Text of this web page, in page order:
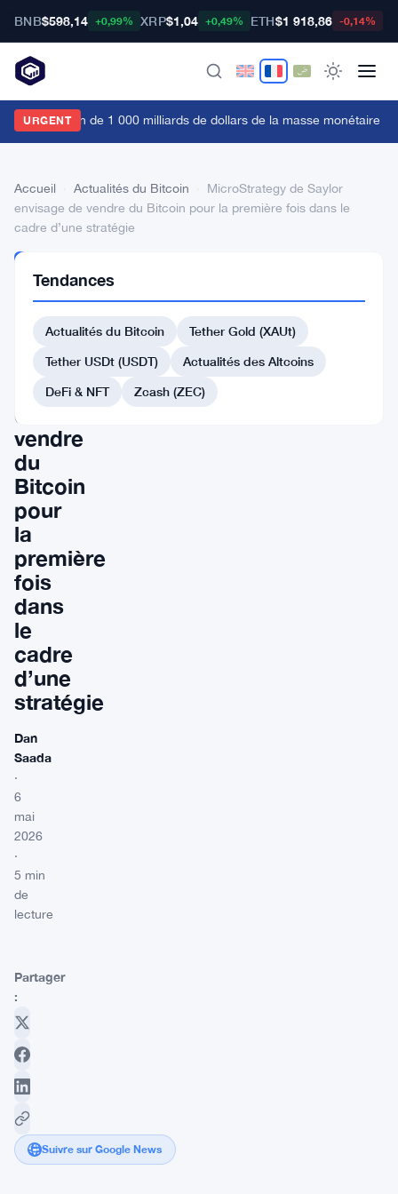
BNB$598,14 +0,99% XRP$1,04 +0,49% ETH$1 918,86 -0,14%
URGENT de 1 000 milliards de dollars de la masse monétaire
Accueil Actualités du Bitcoin
MicroStrategy de Saylor
envisage de vendre du Bitcoin pour la première fois dans le
cadre d’une stratégie
DU BITCOIN
Saylor
envisage
de
vendre
du
Bitcoin
pour
la
première
fois
dans
le
cadre
d’une
stratégie
Dan
Saada
·
6
mai
2026
·
5 min
de
lecture
Partager
:
Suivre sur Google News
Tendances
Actualités du Bitcoin
Tether Gold (XAUt)
Tether USDt (USDT)
Actualités des Altcoins
DeFi & NFT
Zcash (ZEC)